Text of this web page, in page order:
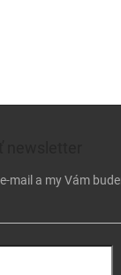
mail a my Vám